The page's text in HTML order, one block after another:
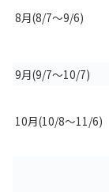
8月(8/7～9/6)
9月(9/7～10/7)
10月(10/8～11/6)